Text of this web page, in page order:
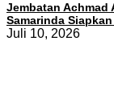
Jembatan Achmad
Samarinda
Juli 10, 2026